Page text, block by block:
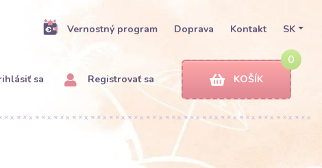
Vernostný program Doprava Kontakt SK
sa Registrovať sa
0
KOŠÍK